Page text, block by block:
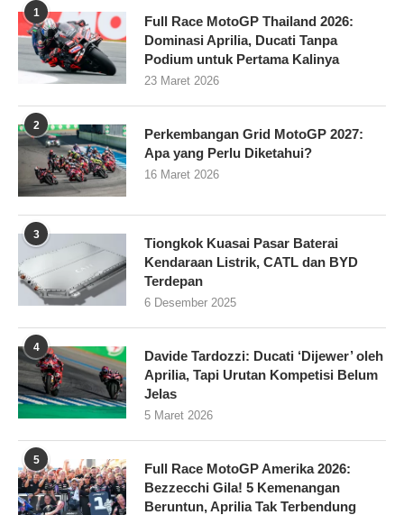
1
Full Race MotoGP Thailand 2026:
Dominasi Aprilia, Ducati Tanpa
Podium untuk Pertama Kalinya
23 Maret 2026
2
Perkembangan Grid MotoGP 2027:
Apa yang Perlu Diketahui?
16 Maret 2026
3
Tiongkok Kuasai Pasar Baterai
Kendaraan Listrik, CATL dan BYD
Terdepan
6 Desember 2025
4
Davide Tardozzi: Ducati ‘Dijewer’ oleh
Aprilia, Tapi Urutan Kompetisi Belum
Jelas
5 Maret 2026
5
Full Race MotoGP Amerika 2026:
Bezzecchi Gila! 5 Kemenangan
Beruntun, Aprilia Tak Terbendung